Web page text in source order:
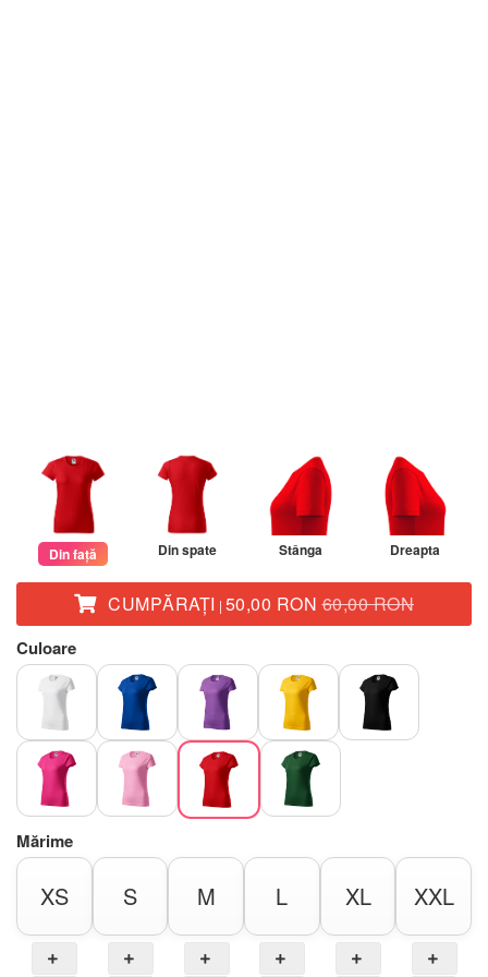
Din față Din spate Stânga Dreapta
CUMPĂRAŢI | 50,00 RON60,00 RON
Culoare
Mărime
XS S M L XL XXL